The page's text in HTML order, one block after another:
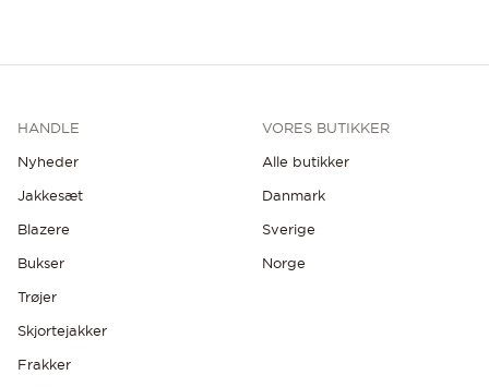
HANDLE
Nyheder
Jakkesæt
Blazere
Bukser
Trøjer
Skjortejakker
Frakker
VORES BUTIKKER
Alle butikker
Danmark
Sverige
Norge